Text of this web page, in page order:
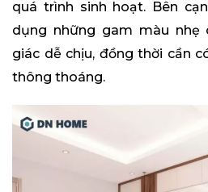
quá trình sinh hoạt. Bên
dụng những gam màu
giác dễ chịu, đồng thời cần
thông thoáng.